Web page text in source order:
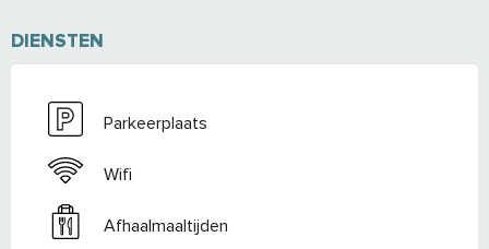
DIENSTEN
Parkeerplaats
Wifi
Afhaalmaaltijden